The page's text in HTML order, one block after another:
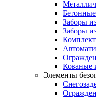
Заборы
Заборы
Кованые
Элементы